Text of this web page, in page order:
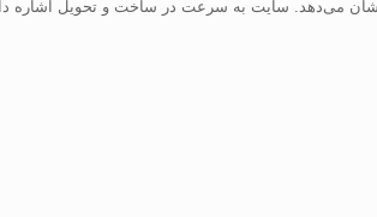
نشان می‌دهد. سایت به سرعت در ساخت و تحویل اشاره